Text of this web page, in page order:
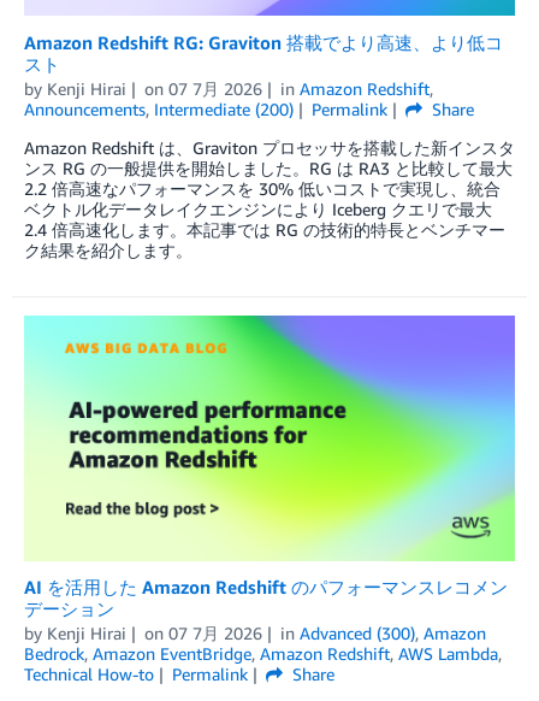
Amazon Redshift RG: Graviton 搭載でより高速、より低コ
スト
by Kenji Hirai on 07 7月 2026 in Amazon Redshift,
Announcements, Intermediate (200) Permalink
Share
Amazon Redshift は、Graviton プロセッサを搭載した新インスタ
ンス RG の一般提供を開始しました。RG は RA3 と比較して最大
2.2 倍高速なパフォーマンスを 30% 低いコストで実現し、統合
ベクトル化データレイクエンジンにより Iceberg クエリで最大
2.4 倍高速化します。本記事では RG の技術的特長とベンチマー
ク結果を紹介します。
AI を活用した Amazon Redshift のパフォーマンスレコメン
デーション
by Kenji Hirai on 07 7月 2026 in Advanced (300), Amazon
Bedrock, Amazon EventBridge, Amazon Redshift, AWS Lambda,
Technical How-to
Permalink
Share